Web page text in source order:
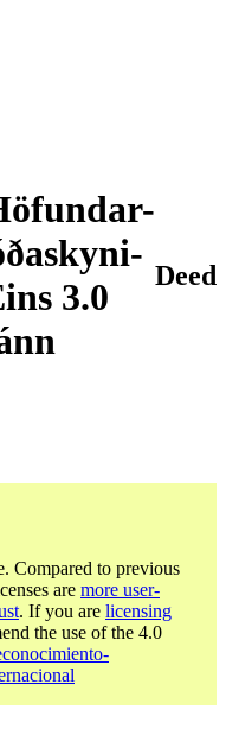
3.0
Deed
Compared to previous
are more user-
. If you are licensing
the use of the 4.0